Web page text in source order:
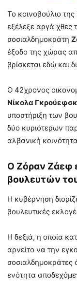
Το κοινοβούλιο της
εξέλεξε αργά χθες
σοσιαλδημοκράτη
έξοδο της χώρας
βρίσκεται εδώ και
Ο 42χρονος
Νίκολα
υποστήριξη των
δύο κυριότερων
αλβανική
Ο Ζόραν Ζάεφ
βουλευτών
Η κυβέρνηση
βουλευτικές
Η δεξιά, η οποία
αρνείτο να την
σοσιαλδημοκράτες
ενότητα